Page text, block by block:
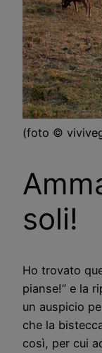
(foto ©
soli!
Ho trovato
pianse!” e la
un auspicio
che la
così, per cui